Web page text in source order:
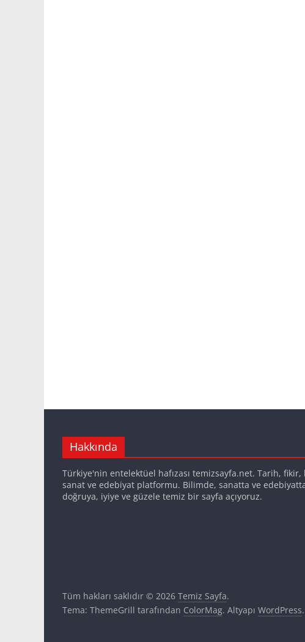
Hakkında
Türkiye'nin entelektüel hafızası temizsayfa.net. Tarih, fikir,
sanat ve edebiyat platformu. Bilimde, sanatta ve
doğruya, iyiye ve güzele temiz bir sayfa açıyoruz.
Tüm hakları saklıdır © 2026 Temiz Sayfa.
Tema: ThemeGrill tarafından ColorMag. Altyapı WordPress.